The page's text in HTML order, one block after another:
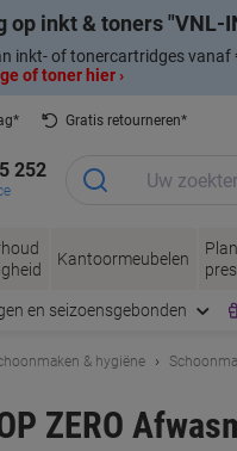
op inkt & toners VNL-
inkt- of tonercartridges vanaf
of toner hier ›
Gratis retourneren*
252
Kantoormeubelen
en seizoensgebonden
& hygiëne
ZERO